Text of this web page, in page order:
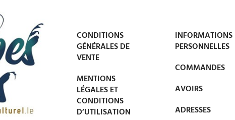
CONDITIONS
GÉNÉRALES DE
VENTE
MENTIONS
LÉGALES ET
CONDITIONS
D’UTILISATION
INFORMATIONS
PERSONNELLES
COMMANDES
AVOIRS
ADRESSES